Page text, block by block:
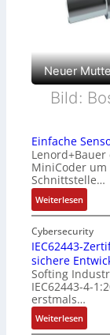
Neuer
Bild:
Einfache
MiniCoder
Schnittstelle…
Weiterlesen:
E
i
n
f
a
c
h
e
Cybersecurity
IEC62443-
sichere
Softing
IEC62443-4-
erstmals…
Weiterlesen:
I